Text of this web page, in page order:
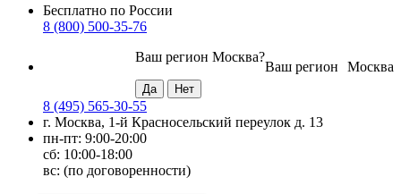
Бесплатно по России
8 (800) 500-35-76
Москва
Ваш регион
Ваш регион Москва?
8 (495) 565-30-55
г. Москва, 1-й Красносельский переулок д. 13
пн-пт: 9:00-20:00
сб: 10:00-18:00
вс: (по договоренности)